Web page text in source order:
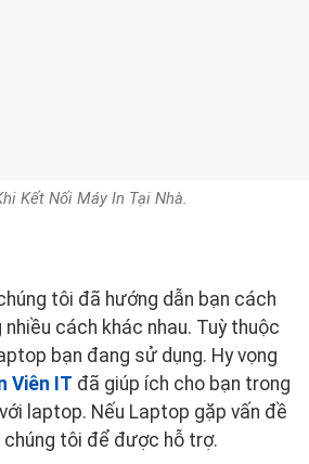
Kết Nối Máy In Tại Nhà.
tôi đã hướng dẫn bạn cách
cách khác nhau. Tuỳ thuộc
bạn đang sử dụng. Hy vọng
Viên IT đã giúp ích cho bạn trong
laptop. Nếu Laptop gặp vấn đề
chúng tôi để được hỗ trợ.